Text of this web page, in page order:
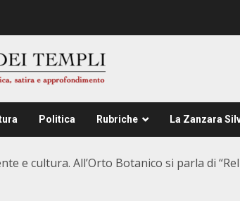
Politica Rubriche La Zanzara
e cultura. All’Orto Botanico si parla di